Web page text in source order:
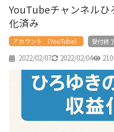
YouTubeチャンネル
化済み
アカウント （YouTube） 受付終
2022/02/07 2022/02/04 210